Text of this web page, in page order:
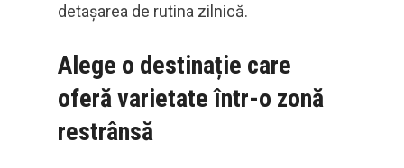
detașarea de rutina zilnică.
Alege o destinație care
oferă varietate într-o zonă
restrânsă